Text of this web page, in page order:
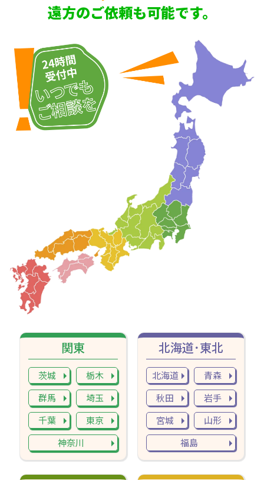
遠方のご依頼も可能です。
関東
茨城
栃木
群馬
埼玉
千葉
東京
神奈川
北海道･東北
北海道
青森
秋田
岩手
宮城
山形
福島